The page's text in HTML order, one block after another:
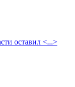
оставил <...>